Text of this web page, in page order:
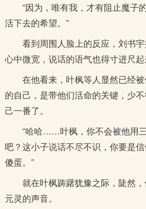
“因为，唯有我，才有阻止魔子
活下去的希望。”
看到周围人脸上的反应，刘书宇
心中微宽，说话的语气也得寸进尺起
在他看来，叶枫等人显然已经
的自己，是带他们活命的关键，少
己一番了。
“哈哈……叶枫，你不会被他用
吧？这小子说话不尽不识，你要是
傻蛋。”
就在叶枫踌躇犹豫之际，陡然
元灵的声音。